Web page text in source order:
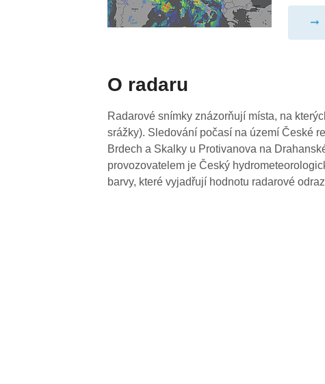
O radaru
Radarové snímky znázorňují místa, na
srážky). Sledování počasí na území České
Brdech a Skalky u Protivanova na
provozovatelem je Český
barvy, které vyjadřují hodnotu radarové